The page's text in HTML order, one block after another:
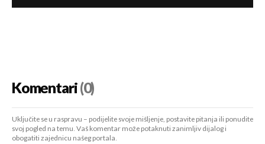
Komentari(0)
Uključite se u raspravu – podijelite svoje mišljenje, postavite pitanja ili ponudite
svoj pogled na temu. Vaš komentar može potaknuti zanimljiv dijalog i
obogatiti zajednicu našeg portala.